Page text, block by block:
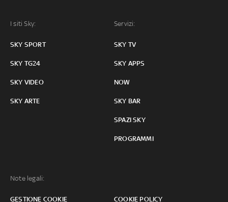
I siti Sky:
SKY SPORT
SKY TG24
SKY VIDEO
SKY ARTE
Servizi:
SKY TV
SKY APPS
NOW
SKY BAR
SPAZI SKY
PROGRAMMI
Note legali:
GESTIONE COOKIE COOKIE POLICY